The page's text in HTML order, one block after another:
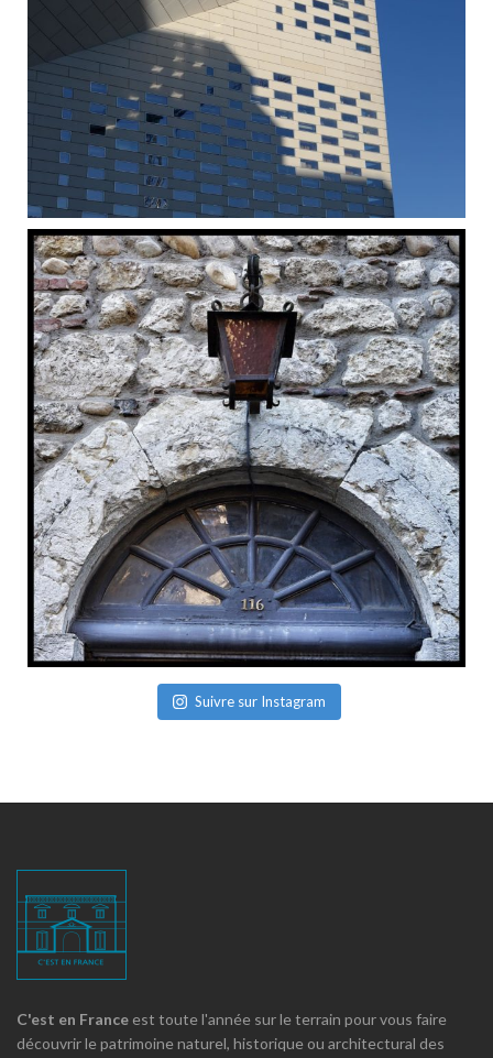
Suivre sur Instagram
C'est en France est toute l'année sur le terrain pour vous faire
découvrir le patrimoine naturel, historique ou architectural des